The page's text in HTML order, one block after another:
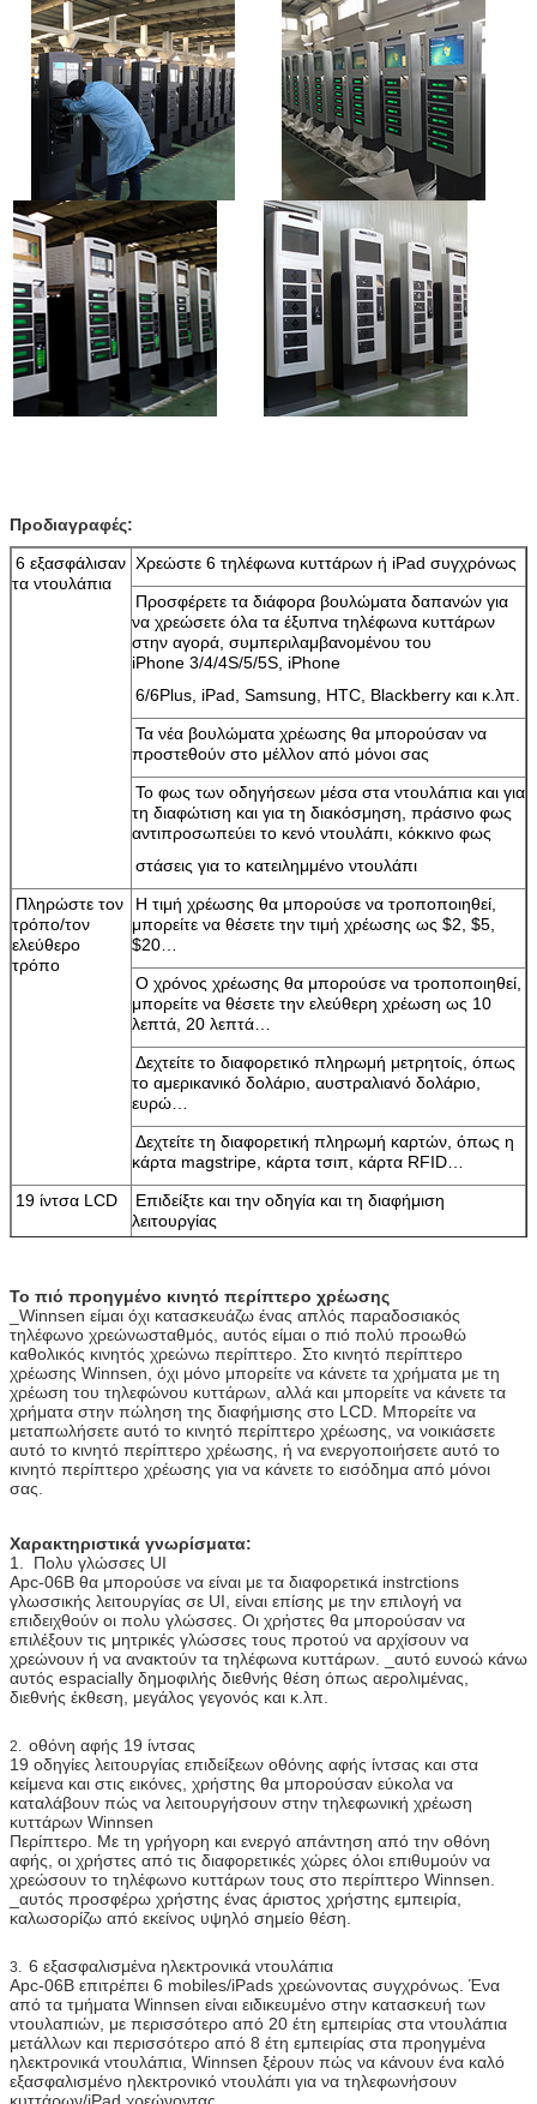
υποβολή
Προδιαγραφές:
6 εξασφάλισαν
τα ντουλάπια
Χρεώστε 6 τηλέφωνα κυττάρων ή iPad συγχρόνως
Προσφέρετε τα διάφορα βουλώματα δαπανών για
να χρεώσετε όλα τα έξυπνα τηλέφωνα κυττάρων
στην αγορά, συμπεριλαμβανομένου του
iPhone 3/4/4S/5/5S, iPhone
6/6Plus, iPad, Samsung, HTC, Blackberry και κ.λπ.
Τα νέα βουλώματα χρέωσης θα μπορούσαν να
προστεθούν στο μέλλον από μόνοι σας
Το φως των οδηγήσεων μέσα στα ντουλάπια και για
τη διαφώτιση και για τη διακόσμηση, πράσινο φως
αντιπροσωπεύει το κενό ντουλάπι, κόκκινο φως
στάσεις για το κατειλημμένο ντουλάπι
Πληρώστε τον
τρόπο/τον
ελεύθερο
τρόπο
Η τιμή χρέωσης θα μπορούσε να τροποποιηθεί,
μπορείτε να θέσετε την τιμή χρέωσης ως $2, $5,
$20…
Ο χρόνος χρέωσης θα μπορούσε να τροποποιηθεί,
μπορείτε να θέσετε την ελεύθερη χρέωση ως 10
λεπτά, 20 λεπτά…
Δεχτείτε το διαφορετικό πληρωμή μετρητοίς, όπως
το αμερικανικό δολάριο, αυστραλιανό δολάριο,
ευρώ…
Δεχτείτε τη διαφορετική πληρωμή καρτών, όπως η
κάρτα magstripe, κάρτα τσιπ, κάρτα RFID…
19 ίντσα LCD
Επιδείξτε και την οδηγία και τη διαφήμιση
λειτουργίας
Υποστηρίξτε τις πολυ γλώσσες
Υποστηρίξτε το ενδιάμεσο με τον χρήστη συνήθειας
οθόνη αφής 19
ίντσας
Κάνετε Winnsen το κινητό περίπτερο χρέωσης
φιλικό στη χρήση
Υπολογιστής
Το σταθερό βιομηχανικό συγκρότημα ηλεκτρονικών
υπολογιστών, μειώνει τη συντήρησή σας στον
Το σώμα χάλυβα καλής ποιότητας, στάση με τη
μακροπρόθεσμη χρήση, χρώμα μπορεί να
προσαρμοστεί
Επιλογές
υλικού
Αποδέκτης νομισμάτων, αποδέκτης λογαριασμών,
αναγνώστης καρτών, ανιχνευτής δακτυλικών
αποτυπωμάτων, ανιχνευτής γραμμωτών κωδίκων,
εκτυπωτής εισιτηρίων
Wifi, 3G
Εάν το μέρος που θέλετε να προσθέσετε δεν
συμπεριλαμβάνεται ανωτέρω, παρακαλώ μας
ρωτήστε.
Τάση εργασίας 100-240V, 50/60Hz
Λειτουργούσα
θερμοκρασία
0 ~ 50 ℃
Πιστοποιητικό CE, FCC
Το πιό προηγμένο κινητό περίπτερο χρέωσης
_Winnsen είμαι όχι κατασκευάζω ένας απλός παραδοσιακός
τηλέφωνο χρεώνωσταθμός, αυτός είμαι ο πιό πολύ προωθώ
καθολικός κινητός χρεώνω περίπτερο. Στο κινητό περίπτερο
χρέωσης Winnsen, όχι μόνο μπορείτε να κάνετε τα χρήματα με τη
χρέωση του τηλεφώνου κυττάρων, αλλά και μπορείτε να κάνετε τα
χρήματα στην πώληση της διαφήμισης στο LCD. Μπορείτε να
μεταπωλήσετε αυτό το κινητό περίπτερο χρέωσης, να νοικιάσετε
αυτό το κινητό περίπτερο χρέωσης, ή να ενεργοποιήσετε αυτό το
κινητό περίπτερο χρέωσης για να κάνετε το εισόδημα από μόνοι
σας.
Χαρακτηριστικά γνωρίσματα:
1. Πολυ γλώσσες UI
Apc-06B θα μπορούσε να είναι με τα διαφορετικά instrctions
γλωσσικής λειτουργίας σε UI, είναι επίσης με την επιλογή να
επιδειχθούν οι πολυ γλώσσες. Οι χρήστες θα μπορούσαν να
επιλέξουν τις μητρικές γλώσσες τους προτού να αρχίσουν να
χρεώνουν ή να ανακτούν τα τηλέφωνα κυττάρων. _αυτό ευνοώ κάνω
αυτός espacially δημοφιλής διεθνής θέση όπως αερολιμένας,
διεθνής έκθεση, μεγάλος γεγονός και κ.λπ.
2. οθόνη αφής 19 ίντσας
19 οδηγίες λειτουργίας επιδείξεων οθόνης αφής ίντσας και στα
κείμενα και στις εικόνες, χρήστης θα μπορούσαν εύκολα να
καταλάβουν πώς να λειτουργήσουν στην τηλεφωνική χρέωση
κυττάρων Winnsen
Περίπτερο. Με τη γρήγορη και ενεργό απάντηση από την οθόνη
αφής, οι χρήστες από τις διαφορετικές χώρες όλοι επιθυμούν να
χρεώσουν το τηλέφωνο κυττάρων τους στο περίπτερο Winnsen.
_αυτός προσφέρω χρήστης ένας άριστος χρήστης εμπειρία,
καλωσορίζω από εκείνος υψηλό σημείο θέση.
3. 6 εξασφαλισμένα ηλεκτρονικά ντουλάπια
Apc-06B επιτρέπει 6 mobiles/iPads χρεώνοντας συγχρόνως. Ένα
από τα τμήματα Winnsen είναι ειδικευμένο στην κατασκευή των
ντουλαπιών, με περισσότερο από 20 έτη εμπειρίας στα ντουλάπια
μετάλλων και περισσότερο από 8 έτη εμπειρίας στα προηγμένα
ηλεκτρονικά ντουλάπια, Winnsen ξέρουν πώς να κάνουν ένα καλό
εξασφαλισμένο ηλεκτρονικό ντουλάπι για να τηλεφωνήσουν